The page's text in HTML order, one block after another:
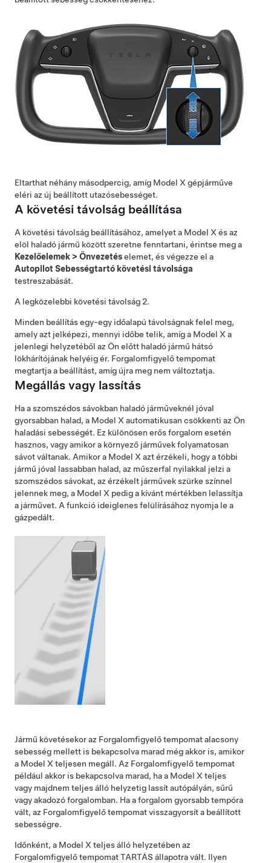
Eltarthat néhány másodpercig, amíg Model X gépjárműve
eléri az új beállított utazósebességet.
A követési távolság beállítása
A követési távolság beállításához, amelyet a Model X és az
elöl haladó jármű között szeretne fenntartani, érintse meg a
Kezelőelemek > Önvezetéselemet, és végezze el a
Autopilot Sebességtartó követési távolsága
testreszabását.
A legközelebbi követési távolság 2.
Minden beállítás egy-egy időalapú távolságnak felel meg,
amely azt jelképezi, mennyi időbe telik, amíg a Model X a
jelenlegi helyzetéből az Ön előtt haladó jármű hátsó
lökhárítójának helyéig ér. Forgalomfigyelő tempomat
megtartja a beállítást, amíg újra meg nem változtatja.
Megállás vagy lassítás
Ha a szomszédos sávokban haladó járműveknél jóval
gyorsabban halad, a Model X automatikusan csökkenti az Ön
haladási sebességét. Ez különösen erős forgalom esetén
hasznos, vagy amikor a környező járművek folyamatosan
sávot váltanak. Amikor a Model X azt érzékeli, hogy a többi
jármű jóval lassabban halad, az műszerfal nyilakkal jelzi a
szomszédos sávokat, az érzékelt járművek szürke színnel
jelennek meg, a Model X pedig a kívánt mértékben lelassítja
a járművet. A funkció ideiglenes felülírásához nyomja le a
gázpedált.
Jármű követésekor az Forgalomfigyelő tempomatalacsony
sebesség mellett is bekapcsolva marad még akkor is, amikor
a Model X teljesen megáll. Az Forgalomfigyelő tempomat
például akkor is bekapcsolva marad, ha a Model X teljes
vagy majdnem teljes álló helyzetig lassít autópályán, sűrű
vagy akadozó forgalomban. Ha a forgalom gyorsabb tempóra
vált, az Forgalomfigyelő tempomatvisszagyorsít a beállított
sebességre.
Időnként, a Model X teljes álló helyzetében az
Forgalomfigyelő tempomatTARTÁS állapotra vált. Ilyen